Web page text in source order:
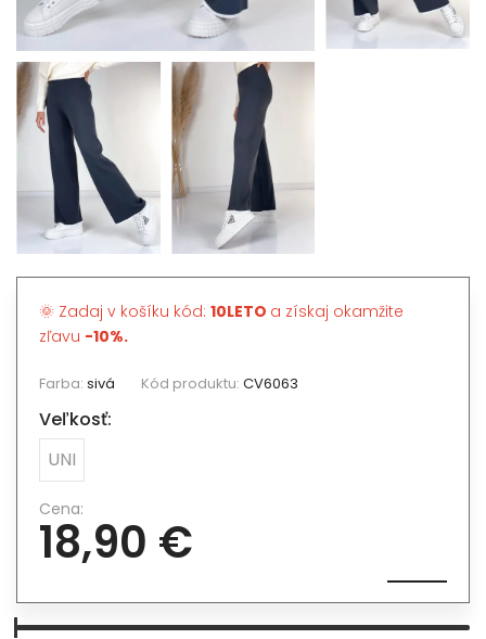
🌞 Zadaj v košíku kód: 10LETO a získaj okamžite
zľavu -10%.
Farba: sivá Kód produktu: CV6063
Veľkosť:
UNI
Cena:
18,90 €